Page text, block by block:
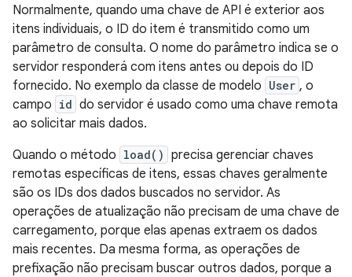
Normalmente, quando uma chave de API é exterior aos
itens individuais, o ID do item é transmitido como um
parâmetro de consulta. O nome do parâmetro indica se o
servidor responderá com itens antes ou depois do ID
fornecido. No exemplo da classe de modelo User , o
campo id do servidor é usado como uma chave remota
ao solicitar mais dados.
Quando o método load() precisa gerenciar chaves
remotas específicas de itens, essas chaves geralmente
são os IDs dos dados buscados no servidor. As
operações de atualização não precisam de uma chave de
carregamento, porque elas apenas extraem os dados
mais recentes. Da mesma forma, as operações de
prefixação não precisam buscar outros dados, porque a